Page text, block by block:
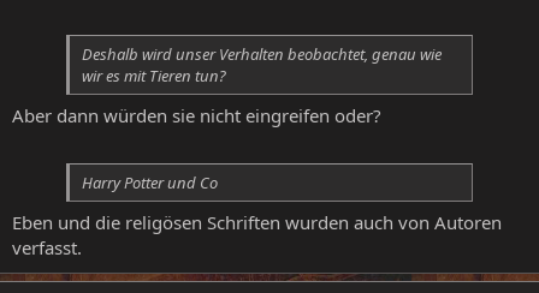
Deshalb wird unser Verhalten beobachtet, genau wie
wir es mit Tieren tun?
Aber dann würden sie nicht eingreifen oder?
Harry Potter und Co
Eben und die religösen Schriften wurden auch von Autoren
verfasst.